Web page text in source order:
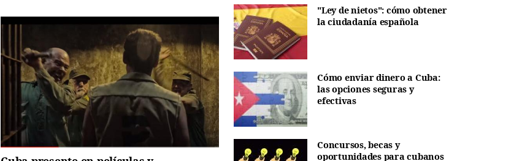
"Ley de nietos": cómo obtener
la ciudadanía española
Cómo enviar dinero a Cuba:
las opciones seguras y
efectivas
Concursos, becas y
oportunidades para cubanos